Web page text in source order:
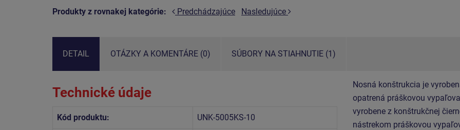
Produkty z rovnakej kategórie: Predchádzajúce Nasledujúce
DETAIL OTÁZKY A KOMENTÁRE (0) SÚBORY NA STIAHNUTIE (1)
Technické údaje
Kód produktu: UNK-5005KS-10
Nosná konštrukcia je
opatrená práškovou
vyrobene z konštrukčnej
nástrekom práškovou